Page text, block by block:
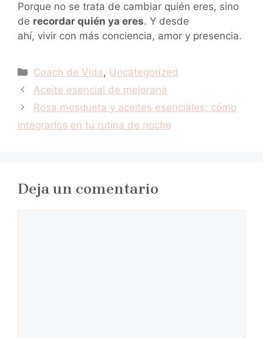
Porque no se trata de cambiar quién eres, sino
de recordar quién ya eres. Y desde
ahí, vivir con más conciencia, amor y presencia.
Categorías
Coach de Vida, Uncategorized
Aceite esencial de mejorana
Rosa mosqueta y aceites esenciales: cómo
integrarlos en tu rutina de noche
Deja un comentario